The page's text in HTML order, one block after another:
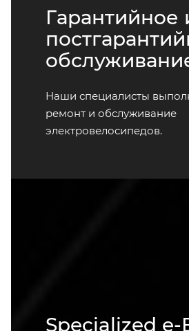
Гарантийное
Наши специалисты
ремонт и обслуживание
электровелосипедов.
Specialized e-